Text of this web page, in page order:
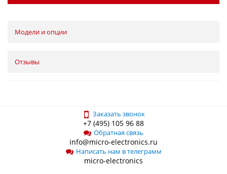
Модели и опции
Отзывы
Заказать звонок
+7 (495) 105 96 88
Обратная связь
info@micro-electronics.ru
Написать нам в телеграмм
micro-electronics